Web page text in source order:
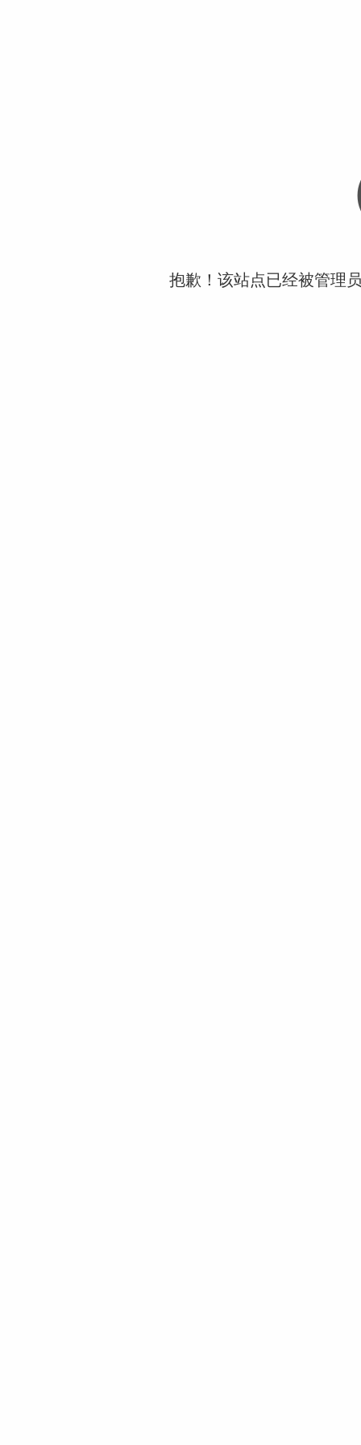
抱歉！该站点已经被管理